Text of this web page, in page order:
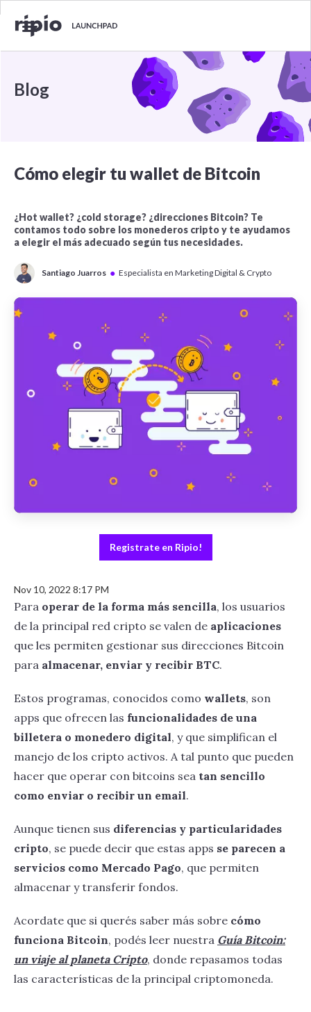
Blog
Cómo elegir tu wallet de Bitcoin
¿Hot wallet? ¿cold storage? ¿direcciones Bitcoin? Te
contamos todo sobre los monederos cripto y te ayudamos
a elegir el más adecuado según tus necesidades.
Santiago Juarros ● Especialista en Marketing Digital & Crypto
Registrate en Ripio!
Nov 10, 2022 8:17 PM
Para operar de la forma más sencilla, los usuarios
de la principal red cripto se valen de aplicaciones
que les permiten gestionar sus direcciones Bitcoin
para almacenar, enviar y recibir BTC.
Estos programas, conocidos como wallets, son
apps que ofrecen las funcionalidades de una
billetera o monedero digital, y que simplifican el
manejo de los cripto activos. A tal punto que pueden
hacer que operar con bitcoins sea tan sencillo
como enviar o recibir un email.
Aunque tienen sus diferencias y particularidades
cripto, se puede decir que estas apps se parecen a
servicios como Mercado Pago, que permiten
almacenar y transferir fondos.
Acordate que si querés saber más sobre cómo
funciona Bitcoin, podés leer nuestra Guía Bitcoin:
un viaje al planeta Cripto, donde repasamos todas
las características de la principal criptomoneda.